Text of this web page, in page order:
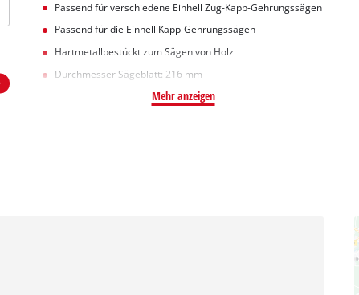
Passend für verschiedene Einhell Zug-Kapp-Gehrungssägen
Passend für die Einhell Kapp-Gehrungssägen
Hartmetallbestückt zum Sägen von Holz
Durchmesser Sägeblatt: 216 mm
Mehr anzeigen